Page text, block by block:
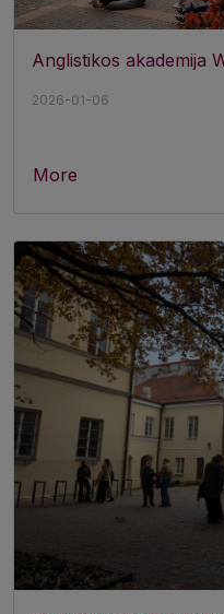
Anglistikos akademija
2026-01-06
More